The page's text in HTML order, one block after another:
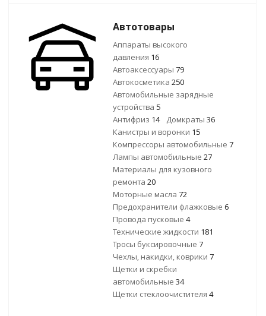
Автотовары
Аппараты высокого
давления 16
Автоаксессуары 79
Автокосметика 250
Автомобильные зарядные
устройства 5
Антифриз 14 Домкраты 36
Канистры и воронки 15
Компрессоры автомобильные 7
Лампы автомобильные 27
Материалы для кузовного
ремонта 20
Моторные масла 72
Предохранители флажковые 6
Провода пусковые 4
Технические жидкости 181
Тросы буксировочные 7
Чехлы, накидки, коврики 7
Щетки и скребки
автомобильные 34
Щетки стеклоочистителя 4